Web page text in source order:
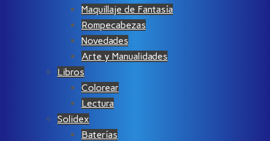
Maquillaje de Fantasía
Rompecabezas
Novedades
Arte y Manualidades
Libros
Colorear
Lectura
Solidex
Baterías